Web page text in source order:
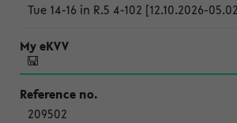
Tue 14-16 in R.5 4-102 [12.10.2026-
209502